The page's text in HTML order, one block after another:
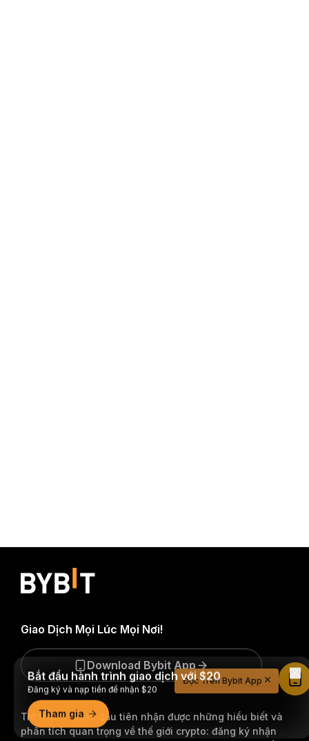
Trở thành người đầu tiên nhận được những hiểu biết và
phân tích quan trọng về thế giới crypto: đăng ký nhận
Giao Dịch Mọi Lúc Mọi Nơi!
Download Bybit App
Bắt đầu hành trình giao dịch với $20
Đăng ký và nạp tiền để nhận $20
Tham gia
Đọc Trên Bybit App